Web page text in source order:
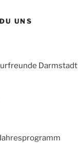
UNS
Darmstadt